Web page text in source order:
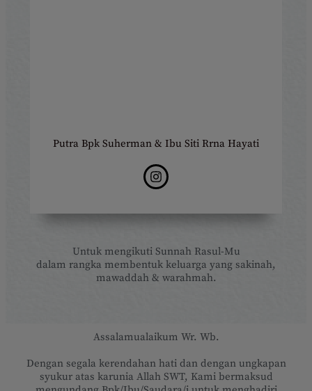
Putra Bpk Suherman & Ibu Siti Rrna Hayati
Untuk mengikuti Sunnah Rasul-Mu
dalam rangka membentuk keluarga yang sakinah,
mawaddah & warahmah.
Assalamualaikum Wr. Wb.
Dengan segala kerendahan hati dan dengan ungkapan
syukur atas karunia Allah SWT, Kami bermaksud